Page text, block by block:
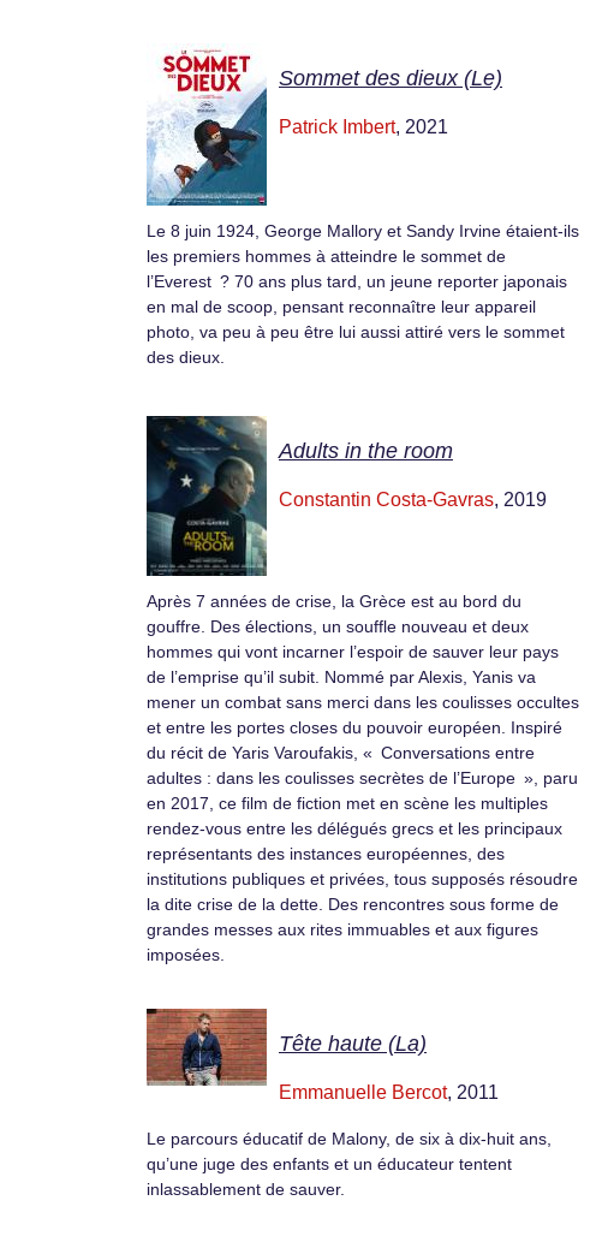
Sommet des dieux (Le)
Patrick Imbert, 2021
Le 8 juin 1924, George Mallory et Sandy Irvine étaient-ils
les premiers hommes à atteindre le sommet de
l’Everest ? 70 ans plus tard, un jeune reporter japonais
en mal de scoop, pensant reconnaître leur appareil
photo, va peu à peu être lui aussi attiré vers le sommet
des dieux.
Adults in the room
Constantin Costa-Gavras, 2019
Après 7 années de crise, la Grèce est au bord du
gouffre. Des élections, un souffle nouveau et deux
hommes qui vont incarner l’espoir de sauver leur pays
de l’emprise qu’il subit. Nommé par Alexis, Yanis va
mener un combat sans merci dans les coulisses occultes
et entre les portes closes du pouvoir européen. Inspiré
du récit de Yaris Varoufakis, « Conversations entre
adultes : dans les coulisses secrètes de l’Europe », paru
en 2017, ce film de fiction met en scène les multiples
rendez-vous entre les délégués grecs et les principaux
représentants des instances européennes, des
institutions publiques et privées, tous supposés résoudre
la dite crise de la dette. Des rencontres sous forme de
grandes messes aux rites immuables et aux figures
imposées.
Tête haute (La)
Emmanuelle Bercot, 2011
Le parcours éducatif de Malony, de six à dix-huit ans,
qu’une juge des enfants et un éducateur tentent
inlassablement de sauver.